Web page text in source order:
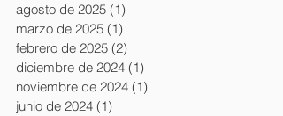
agosto de 2025 (1)
marzo de 2025 (1)
febrero de 2025 (2)
diciembre de 2024 (1)
noviembre de 2024 (1)
junio de 2024 (1)